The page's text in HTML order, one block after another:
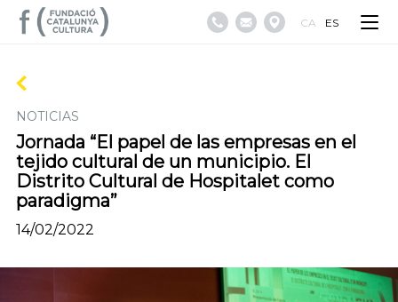
CA ES
NOTICIAS
Jornada “El papel de las empresas en el
tejido cultural de un municipio. El
Distrito Cultural de Hospitalet como
paradigma”
14/02/2022